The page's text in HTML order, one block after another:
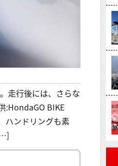
走行後には、さらな
:HondaGO BIKE
ハンドリングも素